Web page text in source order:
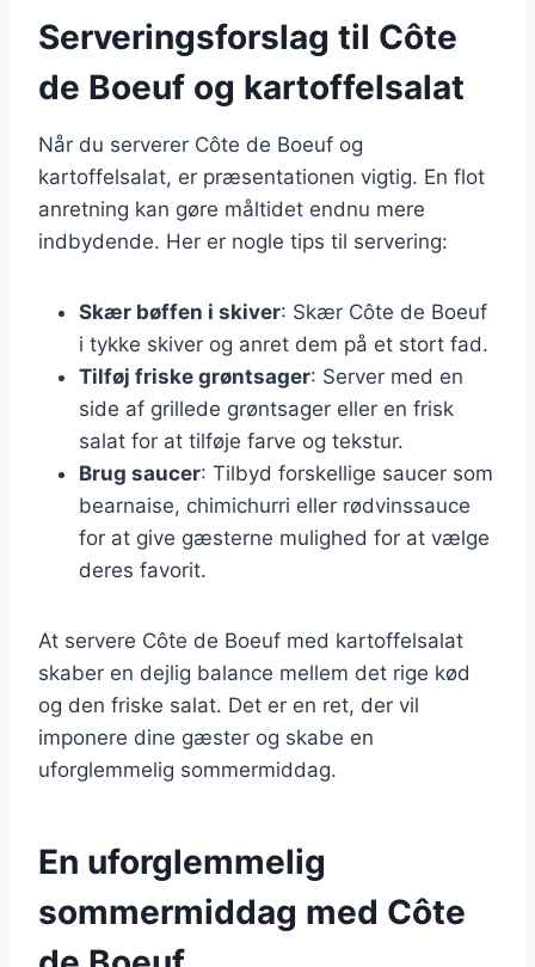
Serveringsforslag til Côte
de Boeuf og kartoffelsalat
Når du serverer Côte de Boeuf og
kartoffelsalat, er præsentationen vigtig. En flot
anretning kan gøre måltidet endnu mere
indbydende. Her er nogle tips til servering:
Skær bøffen i skiver: Skær Côte de Boeuf
i tykke skiver og anret dem på et stort fad.
Tilføj friske grøntsager: Server med en
side af grillede grøntsager eller en frisk
salat for at tilføje farve og tekstur.
Brug saucer: Tilbyd forskellige saucer som
bearnaise, chimichurri eller rødvinssauce
for at give gæsterne mulighed for at vælge
deres favorit.
At servere Côte de Boeuf med kartoffelsalat
skaber en dejlig balance mellem det rige kød
og den friske salat. Det er en ret, der vil
imponere dine gæster og skabe en
uforglemmelig sommermiddag.
En uforglemmelig
sommermiddag med Côte